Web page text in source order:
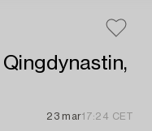
23 mar17:24 CET